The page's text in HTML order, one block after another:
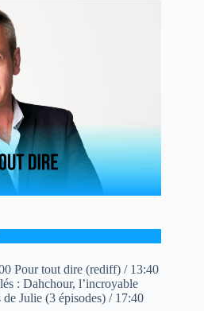
Pour tout dire (rediff) / 13:40
: Dahchour, l’incroyable
Julie (3 épisodes) / 17:40